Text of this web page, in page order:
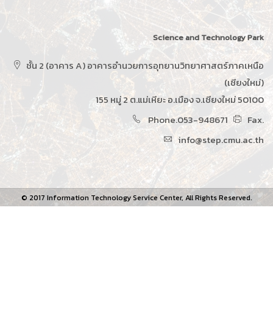
Science and Technology Park
ชั้น 2 (อาคาร A) อาคารอำนวยการอุทยานวิทยาศาสตร์ภาคเหนือ
(เชียงใหม่)
155 หมู่ 2 ต.แม่เหียะ อ.เมือง จ.เชียงใหม่ 50100
Phone.053-948671
Fax.
info@step.cmu.ac.th
© 2017 Information Technology Service Center, All Rights Reserved.